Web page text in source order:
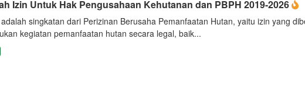
Izin Untuk Hak Pengusahaan Kehutanan dan PBPH 2019-2026
adalah singkatan dari Perizinan Berusaha Pemanfaatan Hutan, yaitu izin yang
kegiatan pemanfaatan hutan secara legal, baik...